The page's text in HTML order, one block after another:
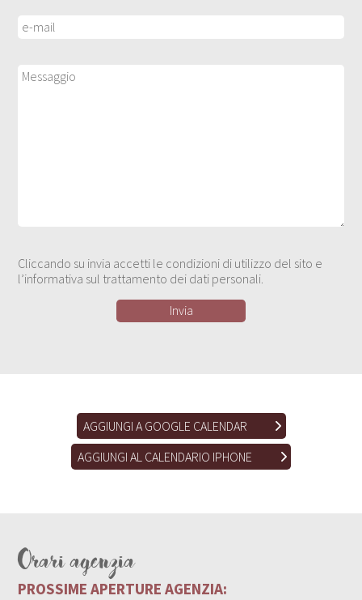
Cliccando su invia accetti le condizioni di utilizzo del sito e
l’informativa sul trattamento dei dati personali.
AGGIUNGI A GOOGLE CALENDAR
AGGIUNGI AL CALENDARIO IPHONE
Orari agenzia
PROSSIME APERTURE AGENZIA: